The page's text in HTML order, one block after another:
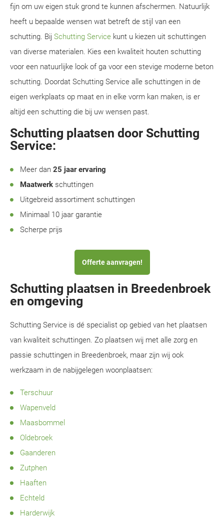
fijn om uw eigen stuk grond te kunnen afschermen. Natuurlijk
heeft u bepaalde wensen wat betreft de stijl van een
schutting. Bij Schutting Service kunt u kiezen uit schuttingen
van diverse materialen. Kies een kwaliteit houten schutting
voor een natuurlijke look of ga voor een stevige moderne beton
schutting. Doordat Schutting Service alle schuttingen in de
eigen werkplaats op maat en in elke vorm kan maken, is er
altijd een schutting die bij uw wensen past.
Schutting plaatsen door Schutting
Service:
Meer dan 25 jaar ervaring
Maatwerk schuttingen
Uitgebreid assortiment schuttingen
Minimaal 10 jaar garantie
Scherpe prijs
Offerte aanvragen!
Schutting plaatsen in Breedenbroek
en omgeving
Schutting Service is dé specialist op gebied van het plaatsen
van kwaliteit schuttingen. Zo plaatsen wij met alle zorg en
passie schuttingen in Breedenbroek, maar zijn wij ook
werkzaam in de nabijgelegen woonplaatsen:
Terschuur
Wapenveld
Maasbommel
Oldebroek
Gaanderen
Zutphen
Haaften
Echteld
Harderwijk